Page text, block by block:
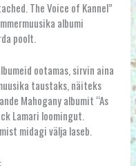
The Voice of Kannel”
albumi
poolt.
ootamas, sirvin aina
taustaks, näiteks
Mahogany albumit “As
Lamari loomingut.
midagi välja laseb.